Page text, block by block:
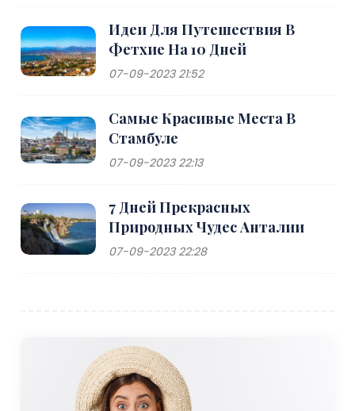
Идеи Для Путешествия В
Фетхие На 10 Дней
07-09-2023 21:52
Самые Красивые Места В
Стамбуле
07-09-2023 22:13
7 Дней Прекрасных
Природных Чудес Анталии
07-09-2023 22:28